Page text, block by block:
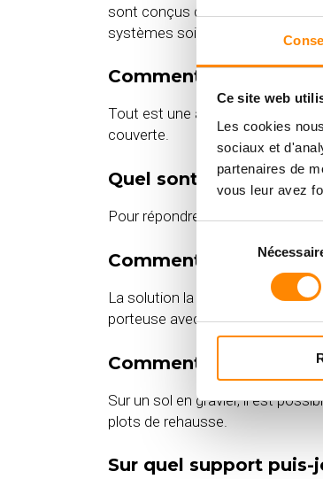
Ce site web
Les cookies
sociaux et
partenaires de
vous leur avez
du
consentement
sont conçus de manière à
systèmes soient durables dans
Comment construire
Tout est une affaire de goût
couverte.
Quel sont les grands
Pour répondre au mieux à cette
Comment dois je
La solution la plus économique
porteuse avec des poutres de
Comment dois je
Sur un sol en gravier, il est
plots de rehausse.
Sur quel support puis-